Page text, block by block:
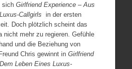
sich Girlfriend Experience – Aus
Callgirls in der ersten
Doch plötzlich scheint das
nicht mehr zu regieren. Gefühle
und die Beziehung von
Chris gewinnt in Girlfriend
Leben Eines Luxus-